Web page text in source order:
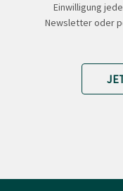
Einwilligung
Newsletter oder